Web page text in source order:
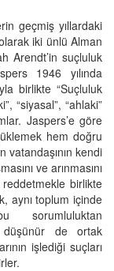
geçmiş yıllardaki
iki ünlü Alman
Arendt’in suçluluk
1946 yılında
birlikte “Suçluluk
“siyasal”, “ahlaki”
Jaspers’e göre
hem doğru
vatandaşının kendi
ve arınmasını
birlikte
aynı toplum içinde
düşünür de ortak
işlediği suçları